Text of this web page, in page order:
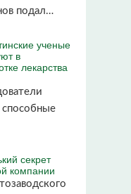
подал…
ученые
в
лекарства
способные
секрет
компании